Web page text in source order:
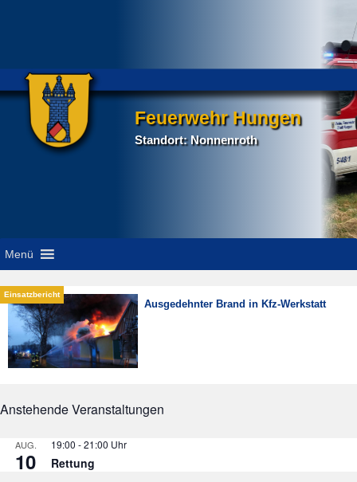
Feuerwehr Hungen
Standort: Nonnenroth
Menü
Ausgedehnter Brand in Kfz-Werkstatt
Anstehende Veranstaltungen
AUG.
10
19:00 -21:00
Rettung